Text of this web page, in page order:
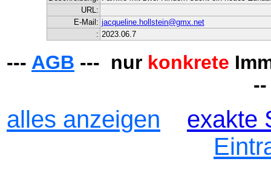
URL:
E-Mail: jacqueline.hollstein@gmx.net
: 2023.06.7
--- AGB --- nur konkrete
--
alles anzeigen
exakte